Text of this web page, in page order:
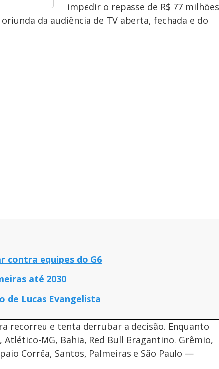
impedir o repasse de R$ 77 milhões
da audiência de TV aberta, fechada e do
contra equipes do G6
até 2030
de Lucas Evangelista
recorreu e tenta derrubar a decisão. Enquanto
MG, Bahia, Red Bull Bragantino, Grêmio,
Corrêa, Santos, Palmeiras e São Paulo —